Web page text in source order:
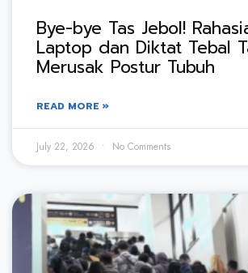
Bye-bye Tas Jebol!
Laptop dan Diktat Tebal
Merusak Postur Tubuh
READ MORE »
July 22, 2026 No Comments